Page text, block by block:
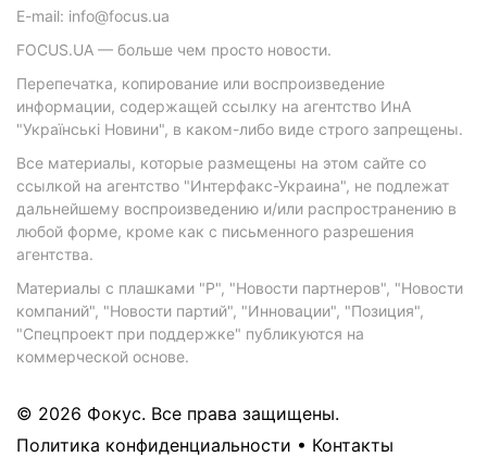
E-mail: info@focus.ua
FOCUS.UA — больше чем просто новости.
Перепечатка, копирование или воспроизведение
информации, содержащей ссылку на агентство ИнА
"Українські Новини", в каком-либо виде строго запрещены.
Все материалы, которые размещены на этом сайте со
ссылкой на агентство "Интерфакс-Украина", не подлежат
дальнейшему воспроизведению и/или распространению в
любой форме, кроме как с письменного разрешения
агентства.
Материалы с плашками "Р", "Новости партнеров", "Новости
компаний", "Новости партий", "Инновации", "Позиция",
"Спецпроект при поддержке" публикуются на
коммерческой основе.
© 2026 Фокус. Все права защищены.
Политика конфиденциальности • Контакты